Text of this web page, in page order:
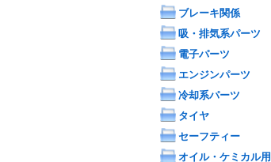
ブレーキ関係
吸・排気系パーツ
電子パーツ
エンジンパーツ
冷却系パーツ
タイヤ
セーフティー
オイル・ケミカル